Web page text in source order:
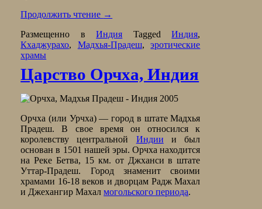
Продолжить чтение →
Размещенно вИндия TaggedИндия,
Кхаджурахо, Мадхья-Прадеш,эротические
храмы
Царство Орчха, Индия
Орчха (или Урчха) — город в штате Мадхья
Прадеш. В свое время он относился к
королевству центральной Индии и был
основан в 1501 нашей эры. Орчха находится
на Реке Бетва, 15 км. от Джханси в штате
Уттар-Прадеш. Город знаменит своими
храмами 16-18 веков и дворцам Радж Махал
и Джехангир Махалмогольского периода.